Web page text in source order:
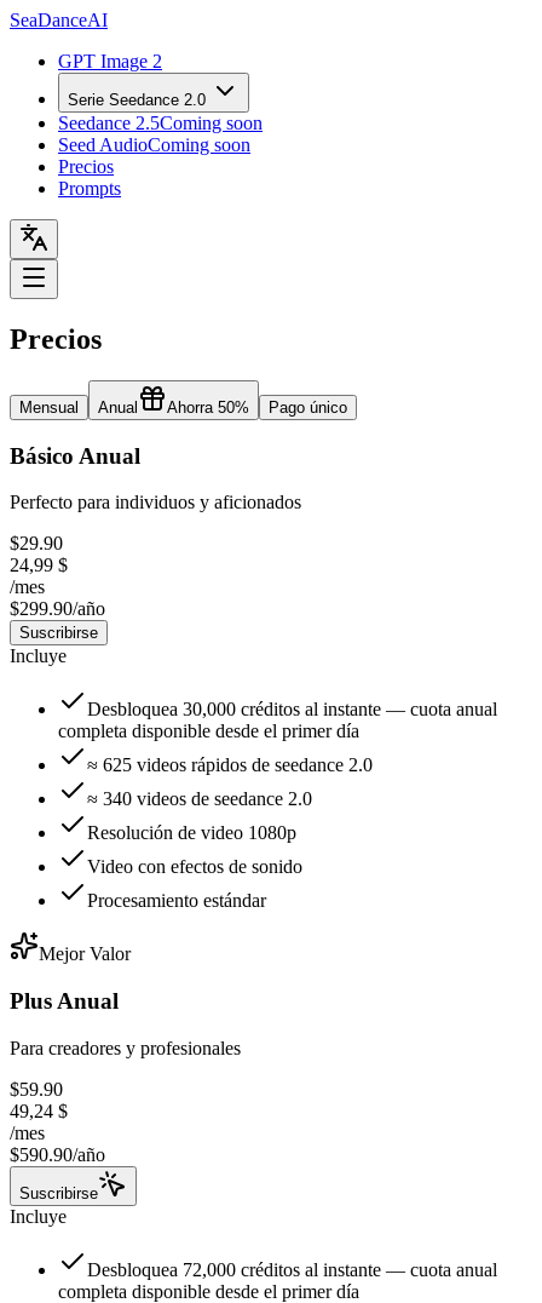
SeaDanceAI
GPT Image 2
Serie Seedance 2.0
Seedance 2.5Coming soon
Seed AudioComing soon
Precios
Prompts
Precios
Mensual Anual Ahorra 50% Pago único
Básico Anual
Perfecto para individuos y aficionados
$29.90
24,99 $
/mes
$299.90/año
Suscribirse
Incluye
Desbloquea 30,000 créditos al instante — cuota anual
completa disponible desde el primer día
≈ 625 videos rápidos de seedance 2.0
≈ 340 videos de seedance 2.0
Resolución de video 1080p
Video con efectos de sonido
Procesamiento estándar
Mejor Valor
Plus Anual
Para creadores y profesionales
$59.90
49,24 $
/mes
$590.90/año
Suscribirse
Incluye
Desbloquea 72,000 créditos al instante — cuota anual
completa disponible desde el primer día